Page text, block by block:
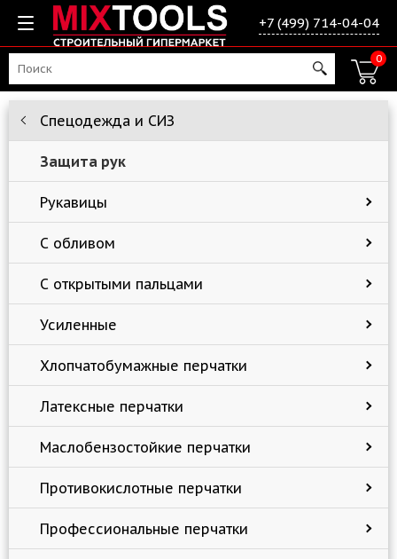
+7 (499) 714-04-04
0
Спецодежда и СИЗ
Защита рук
Рукавицы
С обливом
С открытыми пальцами
Усиленные
Хлопчатобумажные перчатки
Латексные перчатки
Маслобензостойкие перчатки
Противокислотные перчатки
Профессиональные перчатки